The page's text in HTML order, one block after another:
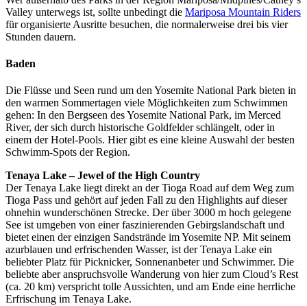
Valley unterwegs ist, sollte unbedingt die Mariposa Mountain Riders
für organisierte Ausritte besuchen, die normalerweise drei bis vier
Stunden dauern.
Baden
Die Flüsse und Seen rund um den Yosemite National Park bieten in
den warmen Sommertagen viele Möglichkeiten zum Schwimmen
gehen: In den Bergseen des Yosemite National Park, im Merced
River, der sich durch historische Goldfelder schlängelt, oder in
einem der Hotel-Pools. Hier gibt es eine kleine Auswahl der besten
Schwimm-Spots der Region.
Tenaya Lake – Jewel of the High Country
Der Tenaya Lake liegt direkt an der Tioga Road auf dem Weg zum
Tioga Pass und gehört auf jeden Fall zu den Highlights auf dieser
ohnehin wunderschönen Strecke. Der über 3000 m hoch gelegene
See ist umgeben von einer faszinierenden Gebirgslandschaft und
bietet einen der einzigen Sandstrände im Yosemite NP. Mit seinem
azurblauen und erfrischenden Wasser, ist der Tenaya Lake ein
beliebter Platz für Picknicker, Sonnenanbeter und Schwimmer. Die
beliebte aber anspruchsvolle Wanderung von hier zum Cloud’s Rest
(ca. 20 km) verspricht tolle Aussichten, und am Ende eine herrliche
Erfrischung im Tenaya Lake.